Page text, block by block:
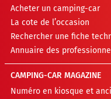
Acheter un camping-car
La cote de l’occasion
Rechercher une fiche
Annuaire des
CAMPING-CAR MAGAZINE
Numéro en kiosque et